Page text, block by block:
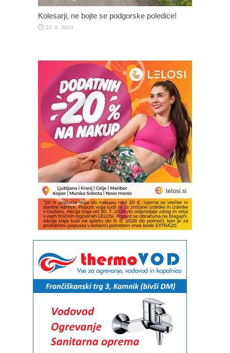
Kolesarji, ne bojte se podgorske poledice!
22. 6. 2023